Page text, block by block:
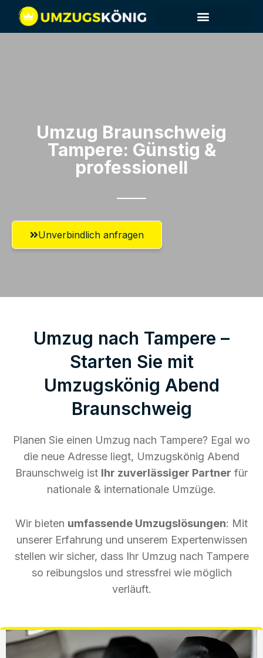
Umzug Braunschweig​
Tampere: Günstig &
professionell​
Unverbindlich anfragen
Umzug nach Tampere –
Starten Sie mit
Umzugskönig Abend
Braunschweig
Planen Sie einen Umzug nach Tampere? Egal wo
die neue Adresse liegt, Umzugskönig Abend
Braunschweig ist Ihr zuverlässiger Partner für
nationale & internationale Umzüge.
Wir bieten umfassende Umzugslösungen: Mit
unserer Erfahrung und unserem Expertenwissen
stellen wir sicher, dass Ihr Umzug nach Tampere
so reibungslos und stressfrei wie möglich
verläuft.